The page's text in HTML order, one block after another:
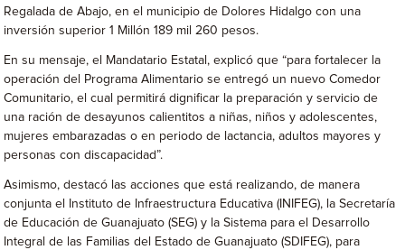
Regalada de Abajo, en el municipio de Dolores Hidalgo con una
inversión superior 1 Millón 189 mil 260 pesos.
En su mensaje, el Mandatario Estatal, explicó que “para fortalecer la
operación del Programa Alimentario se entregó un nuevo Comedor
Comunitario, el cual permitirá dignificar la preparación y servicio de
una ración de desayunos calientitos a niñas, niños y adolescentes,
mujeres embarazadas o en periodo de lactancia, adultos mayores y
personas con discapacidad”.
Asimismo, destacó las acciones que está realizando, de manera
conjunta el Instituto de Infraestructura Educativa (INIFEG), la Secretaría
de Educación de Guanajuato (SEG) y la Sistema para el Desarrollo
Integral de las Familias del Estado de Guanajuato (SDIFEG), para